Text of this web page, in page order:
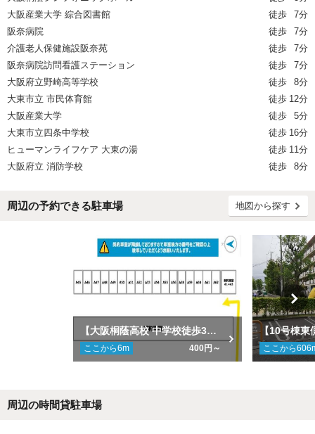
大阪産業大学 綜合図書館
徒歩
7分
阪奈病院
徒歩
7分
介護老人保健施設阪奈苑
徒歩
7分
阪奈病院訪問看護ステーション
徒歩
7分
大阪府立野崎高等学校
徒歩
8分
大東市立 市民体育館
徒歩 12分
大阪産業大学
徒歩
5分
大東市立四条中学校
徒歩 16分
ヒューマンライフケア 大東の湯
徒歩 11分
大阪府立 消防学校
徒歩 8分
周辺の予約できる駐車場 地図から探す
【大阪桐蔭高校 中学校徒歩3分・大阪産業大学徒歩5分】吉川モータープール
ここから6m 400円～ ここから606
周辺の時間貸駐車場